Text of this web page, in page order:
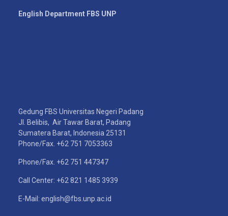
English Department FBS UNP
Gedung FBS Universitas Negeri Padang
Jl. Belibis, Air Tawar Barat, Padang
Sumatera Barat, Indonesia 25131
Phone/Fax. +62 751 7053363
Phone/Fax. +62 751 447347
Call Center: +62 821 1485 3939
E-Mail: english@fbs.unp.ac.id